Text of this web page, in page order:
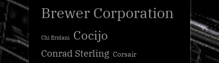
Brewer Corporation
Chi Eridani Cocijo
Conrad Sterling Corsair